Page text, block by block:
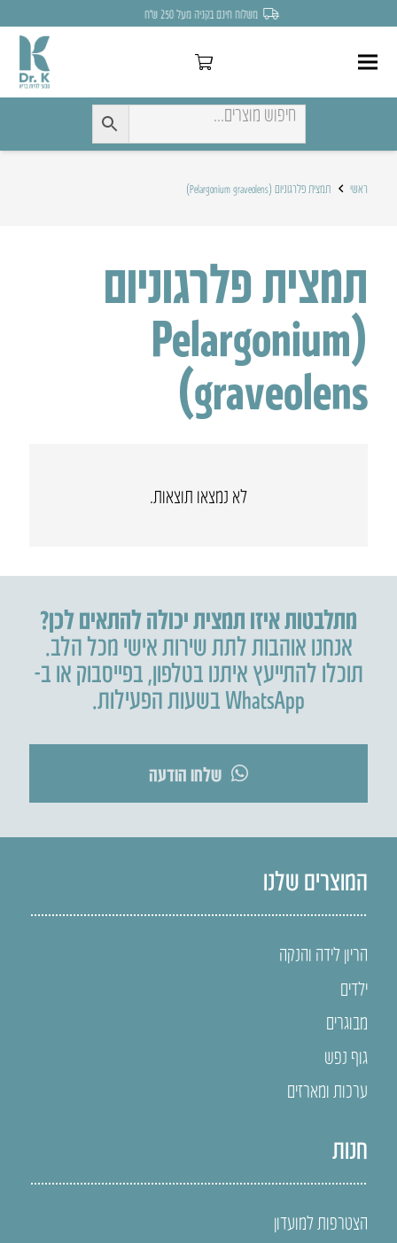
משלוח חינם בקניה מעל 250 ש״ח
ראשי תמצית פלרגוניום (Pelargonium graveolens)
תמצית פלרגוניום
(Pelargonium
graveolens)
לא נמצאו תוצאות.
מתלבטות איזו תמצית יכולה להתאים לכן?
אנחנו אוהבות לתת שירות אישי מכל הלב.
תוכלו להתייעץ איתנו בטלפון,בפייסבוק או ב-
WhatsApp בשעות הפעילות.
שלחו הודעה
המוצרים שלנו
הריון לידה והנקה
ילדים
מבוגרים
גוף נפש
ערכות ומארזים
חנות
הצטרפות למועדון